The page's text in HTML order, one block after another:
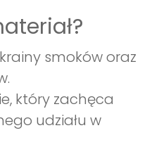
smoków oraz
który zachęca
udziału w